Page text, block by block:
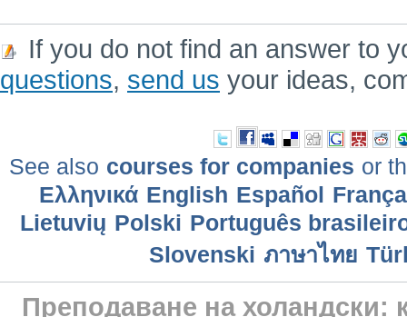
If you do not find an answer to
questions, send us your ideas,
See also courses for companies or
Ελληνικά English Еspañol
Lietuvių Polski Português
Slovenski ภาษาไทย
Преподаване на холандски: